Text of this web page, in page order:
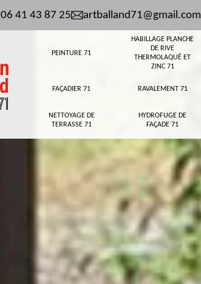
06 41 43 87 25 artballand71@gmail.com
PEINTURE 71
HABILLAGE PLANCHE
DE RIVE
THERMOLAQUÉ ET
ZINC 71
FAÇADIER 71 RAVALEMENT 71
NETTOYAGE DE
TERRASSE 71
HYDROFUGE DE
FAÇADE 71